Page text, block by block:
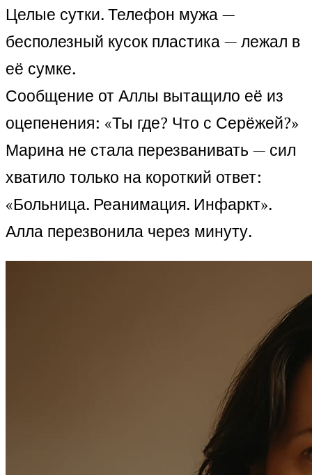
Целые сутки. Телефон мужа —
бесполезный кусок пластика — лежал в
её сумке.
Сообщение от Аллы вытащило её из
оцепенения: «Ты где? Что с Серёжей?»
Марина не стала перезванивать — сил
хватило только на короткий ответ:
«Больница. Реанимация. Инфаркт».
Алла перезвонила через минуту.